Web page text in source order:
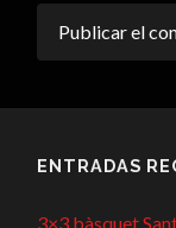
ENTRADAS
3×3 bàsquet